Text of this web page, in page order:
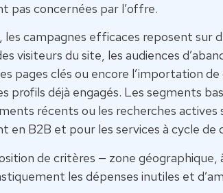
pas concernées par l’offre.
les campagnes efficaces reposent sur
visiteurs du site, les audiences
pages clés ou encore l’importation
profils déjà engagés. Les segments
récents ou les recherches
en B2B et pour les services à cycle de
de critères — zone
les dépenses inutiles et